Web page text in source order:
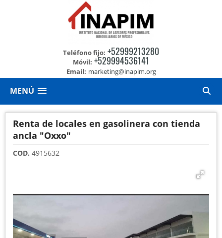
Teléfono fijo: +52999213280
Móvil: +529994536141
Email: marketing@inapim.org
MENÚ
Renta de locales en gasolinera con tienda
ancla "Oxxo"
COD. 4915632